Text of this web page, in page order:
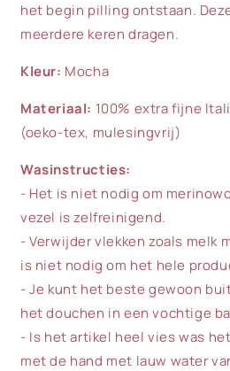
het begin pilling ontstaan.
meerdere keren dragen.
Kleur: Mocha
Materiaal: 100% extra fijne
(oeko-tex, mulesingvrij)
Wasinstructies:
- Het is niet nodig om
vezel is zelfreinigend.
- Verwijder vlekken zoals melk
is niet nodig om het hele
- Je kunt het beste gewoon
het douchen in een vochtige
- Is het artikel heel vies was
met de hand met lauw water